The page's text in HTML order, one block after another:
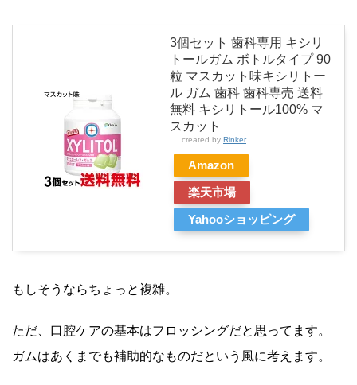
3個セット 歯科専用 キシリ
トールガム ボトルタイプ 90
粒 マスカット味キシリトー
ル ガム 歯科 歯科専売 送料
無料 キシリトール100% マ
スカット
created by Rinker
Amazon
楽天市場
Yahooショッピング
もしそうならちょっと複雑。
ただ、口腔ケアの基本はフロッシングだと思ってます。
ガムはあくまでも補助的なものだという風に考えます。